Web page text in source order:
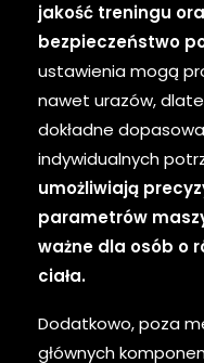
jakość treningu
bezpieczeństwo
ustawienia mogą
nawet urazów,
dokładne
indywidualnych
umożliwiają
parametrów
ważne dla osób o
ciała.
Dodatkowo, poza
głównych